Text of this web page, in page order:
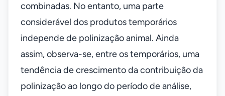
combinadas. No entanto, uma parte
considerável dos produtos temporários
independe de polinização animal. Ainda
assim, observa-se, entre os temporários, uma
tendência de crescimento da contribuição da
polinização ao longo do período de análise,